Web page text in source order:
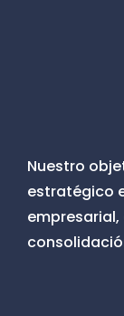
Nuestro
estratégico